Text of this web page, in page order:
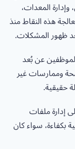
المعدات،
هذه النقاط منذ
ظهور المشكلات.
عن بُعد
وممارسات غير
حقيقية.
إدارة ملفات
بكفاءة، سواء كان